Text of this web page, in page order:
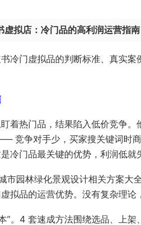
拟店：冷门品的高利润运营指南
冷门虚拟品的判断标准、真实
着热门品，结果陷入低价竞争
竞争对手少，买家搜关键词时
冷门品最关键的优势，利润低就
市园林绿化景观设计相关方案大
拟品的运营优势。没有复杂理论
”。4 套速成方法围绕选品、上